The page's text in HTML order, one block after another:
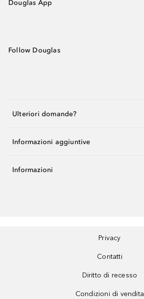
Douglas App
Follow Douglas
Ulteriori domande?
Informazioni aggiuntive
Informazioni
Privacy
Contatti
Diritto di recesso
Condizioni di vendita